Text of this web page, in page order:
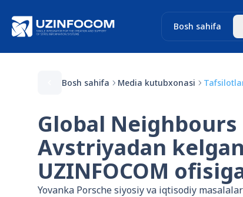
Bosh sahifa
Bosh sahifa Media kutubxonasi
Global
Avstriyadan
UZINFOCOM
Yovanka Porsche siyosiy va iqtisodiy